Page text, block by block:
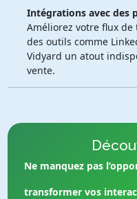
Intégrations avec des
Améliorez votre flux
des outils comme
Vidyard un atout
vente.
Ne manquez pas
transformer vos